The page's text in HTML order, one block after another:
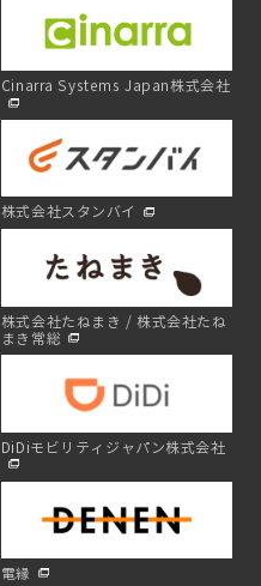
Cinarra Systems Japan株式会社
株式会社スタンバイ
株式会社たねまき / 株式会社たね
まき常総
DiDiモビリティジャパン株式会社
電縁